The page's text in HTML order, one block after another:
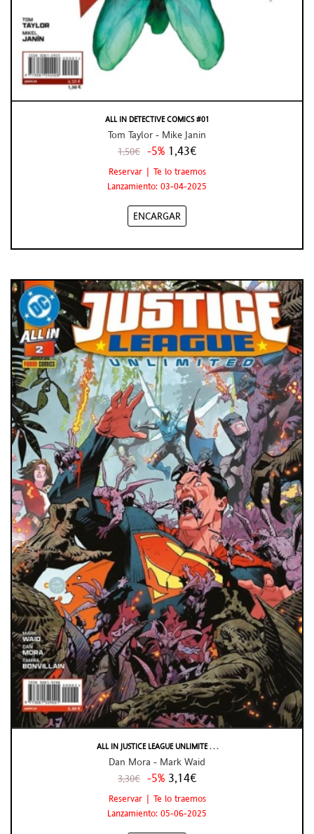
ALL IN DETECTIVE COMICS #01
Tom Taylor - Mike Janin
1,50€ -5% 1,43€
Reservar | Te lo traemos
Lanzamiento: 03-04-2025
ENCARGAR
ALL IN JUSTICE LEAGUE UNLIMITE . . .
Dan Mora - Mark Waid
3,30€ -5% 3,14€
Reservar | Te lo traemos
Lanzamiento: 05-06-2025